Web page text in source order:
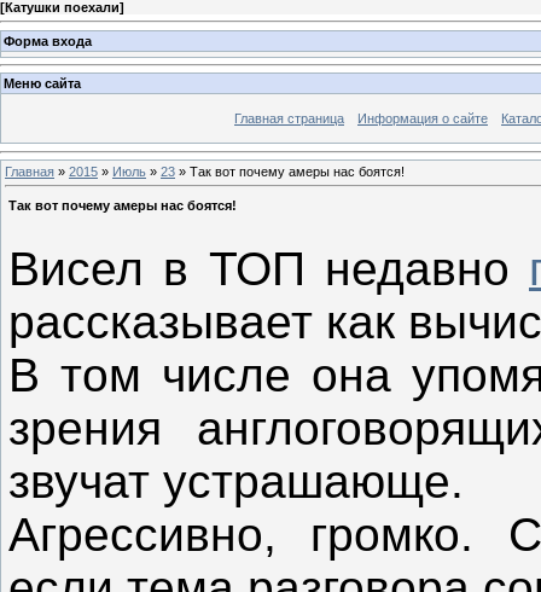
[Катушки поехали]
Форма входа
Меню сайта
Главная страница Информация о сайте
Главная » 2015 » Июль » 23 » Так вот почему амеры нас боятся!
Так вот почему амеры нас боятся!
Висел в ТОП недавно
рассказывает как
В том числе она
зрения
звучат устрашающе.
Агрессивно, громко.